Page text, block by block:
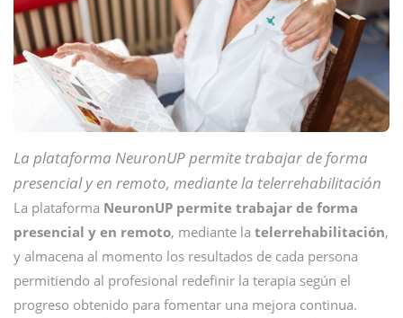
La plataforma NeuronUP permite trabajar de forma
presencial y en remoto, mediante la telerrehabilitación
La plataforma NeuronUP permite trabajar de forma
presencial y en remoto, mediante la telerrehabilitación,
y almacena al momento los resultados de cada persona
permitiendo al profesional redefinir la terapia según el
progreso obtenido para fomentar una mejora continua.